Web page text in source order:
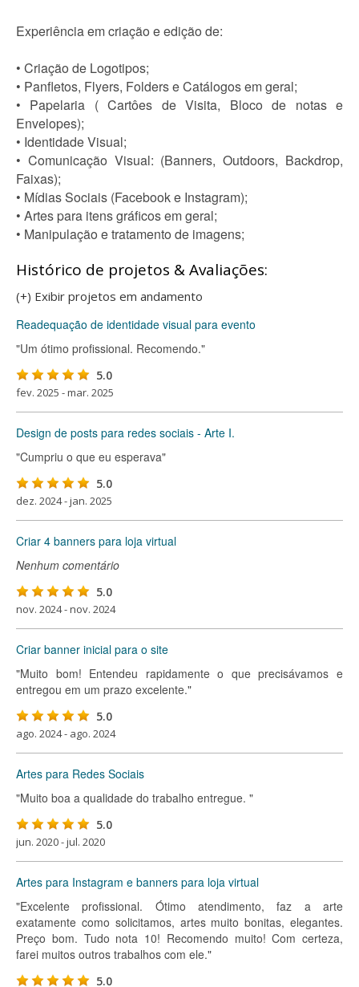
Experiência em criação e edição de:
• Criação de Logotipos;
• Panfletos, Flyers, Folders e Catálogos em geral;
• Papelaria ( Cartôes de Visita, Bloco de notas e
Envelopes);
• Identidade Visual;
• Comunicação Visual: (Banners, Outdoors, Backdrop,
Faixas);
• Mídias Sociais (Facebook e Instagram);
• Artes para itens gráficos em geral;
• Manipulação e tratamento de imagens;
Histórico de projetos & Avaliações:
(+) Exibir projetos em andamento
Readequação de identidade visual para evento
"Um ótimo profissional. Recomendo."
5.0
fev. 2025 - mar. 2025
Design de posts para redes sociais - Arte I.
"Cumpriu o que eu esperava"
5.0
dez. 2024 - jan. 2025
Criar 4 banners para loja virtual
Nenhum comentário
5.0
nov. 2024 - nov. 2024
Criar banner inicial para o site
"Muito bom! Entendeu rapidamente o que precisávamos e
entregou em um prazo excelente."
5.0
ago. 2024 - ago. 2024
Artes para Redes Sociais
"Muito boa a qualidade do trabalho entregue. "
5.0
jun. 2020 - jul. 2020
Artes para Instagram e banners para loja virtual
"Excelente profissional. Ótimo atendimento, faz a arte
exatamente como solicitamos, artes muito bonitas, elegantes.
Preço bom. Tudo nota 10! Recomendo muito! Com certeza,
farei muitos outros trabalhos com ele."
5.0